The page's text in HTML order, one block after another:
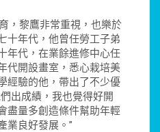
黎鷹非常重視，也樂於
十年代，他曾任勞工子弟
年代，在業餘進修中心任
代開設畫室，悉心栽培美
經驗的他，帶出了不少優
出成績，我也覺得好開
盡量多創造條件幫助年輕
業良好發展。”